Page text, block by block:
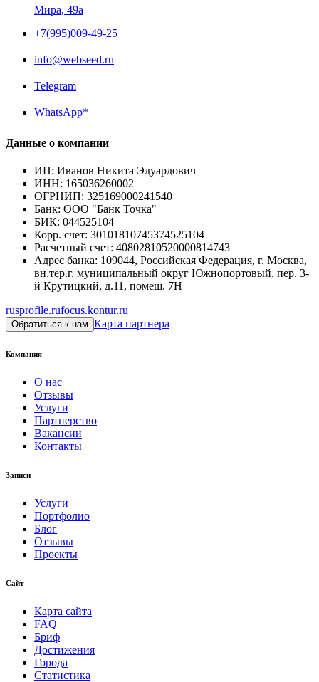
Мира, 49a
+7(995)009-49-25
info@webseed.ru
Telegram
WhatsApp*
Данные о компании
ИП: Иванов Никита Эдуардович
ИНН: 165036260002
ОГРНИП: 325169000241540
Банк: ООО "Банк Точка"
БИК: 044525104
Корр. счет: 30101810745374525104
Расчетный счет: 40802810520000814743
Адрес банка: 109044, Российская Федерация, г. Москва,
вн.тер.г. муниципальный округ Южнопортовый, пер. 3-
й Крутицкий, д.11, помещ. 7Н
rusprofile.rufocus.kontur.ru
Обратиться к нам Карта партнера
Компания
О нас
Отзывы
Услуги
Партнерство
Вакансии
Контакты
Записи
Услуги
Портфолио
Блог
Отзывы
Проекты
Сайт
Карта сайта
FAQ
Бриф
Достижения
Города
Статистика